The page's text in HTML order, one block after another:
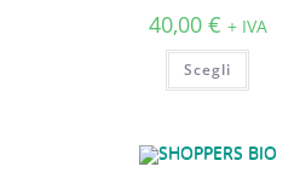
40,00 € + IVA
Scegli